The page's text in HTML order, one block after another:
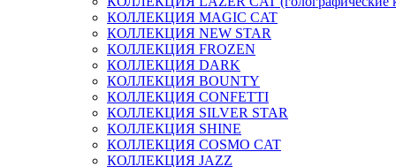
КОЛЛЕКЦИЯ MAGIC CAT
КОЛЛЕКЦИЯ NEW STAR
КОЛЛЕКЦИЯ FROZEN
КОЛЛЕКЦИЯ DARK
КОЛЛЕКЦИЯ BOUNTY
КОЛЛЕКЦИЯ CONFETTI
КОЛЛЕКЦИЯ SILVER STAR
КОЛЛЕКЦИЯ SHINE
КОЛЛЕКЦИЯ COSMO CAT
КОЛЛЕКЦИЯ JAZZ